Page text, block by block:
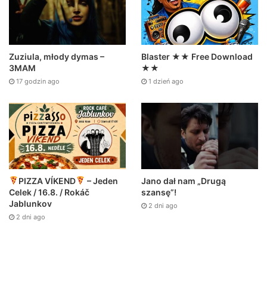
Zuziula, młody dymas –
3MAM
17 godzin ago
Blaster ★★ Free Download
★★
1 dzień ago
PIZZA VÍKEND
– Jeden
Celek / 16.8. / Rokáč
Jablunkov
2 dni ago
Jano dał nam „Drugą
szansę”!
2 dni ago